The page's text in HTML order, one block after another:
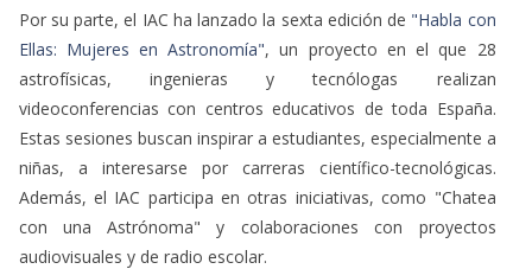
Por su parte, el IAC ha lanzado la sexta edición de "Habla con
Ellas: Mujeres en Astronomía", un proyecto en el que 28
astrofísicas, ingenieras y tecnólogas realizan
videoconferencias con centros educativos de toda España.
Estas sesiones buscan inspirar a estudiantes, especialmente a
niñas, a interesarse por carreras científico-tecnológicas.
Además, el IAC participa en otras iniciativas, como "Chatea
con una Astrónoma" y colaboraciones con proyectos
audiovisuales y de radio escolar.